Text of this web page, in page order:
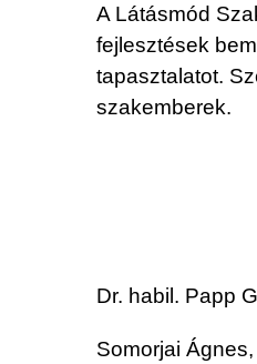
A Látásmód
fejlesztések
tapasztalatot.
szakemberek.
Dr. habil. Papp
Somorjai